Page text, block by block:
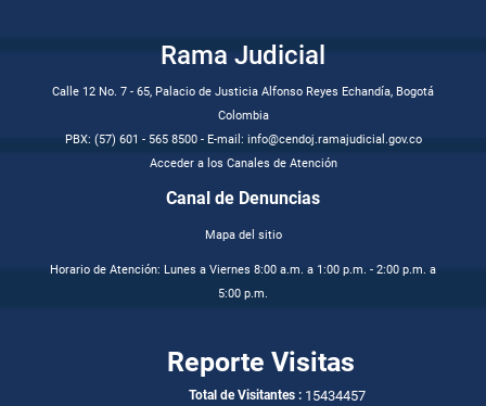
Rama Judicial
Calle 12 No. 7 - 65, Palacio de Justicia Alfonso Reyes Echandía, Bogotá
Colombia
PBX: (57) 601 - 565 8500 - E-mail: info@cendoj.ramajudicial.gov.co
Acceder a los Canales de Atención
Canal de Denuncias
Mapa del sitio
Horario de Atención: Lunes a Viernes 8:00 a.m. a 1:00 p.m. - 2:00 p.m. a
5:00 p.m.
Reporte Visitas
Total de Visitantes : 15434457